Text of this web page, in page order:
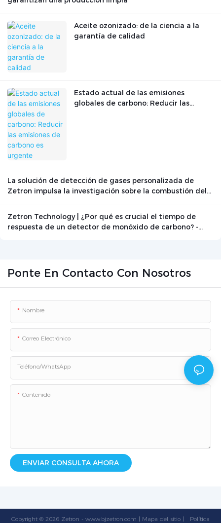
Aceite ozonizado: de la ciencia a la
garantía de calidad
Estado actual de las emisiones
globales de carbono: Reducir las
La solución de detección de gases personalizada de
Zetron impulsa la investigación sobre la combustión del
Zetron Technology | ¿Por qué es crucial el tiempo de
respuesta de un detector de monóxido de carbono? -
Ponte En Contacto Con Nosotros
Nombre
Correo Electrónico
Teléfono/WhatsApp
Contenido
ENVIAR CONSULTA AHORA
Copyright © 2026 Zetron - www.bjzetron.com | Mapa del sitio | Política